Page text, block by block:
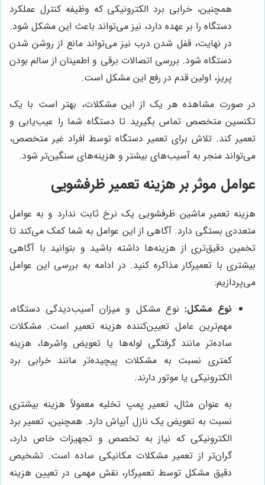
همچنین، خرابی برد الکترونیکی که وظیفه کنترل عملکرد
دستگاه را بر عهده دارد، نیز می‌تواند باعث این مشکل شود.
در نهایت، قفل شدن درب نیز می‌تواند مانع از روشن شدن
دستگاه شود. بررسی اتصالات برقی و اطمینان از سالم بودن
پریز، اولین قدم در رفع این مشکل است.
در صورت مشاهده هر یک از این مشکلات، بهتر است با یک
تکنسین متخصص تماس بگیرید تا دستگاه شما را عیب‌یابی و
تعمیر کند. تلاش برای تعمیر دستگاه توسط افراد غیر متخصص،
می‌تواند منجر به آسیب‌های بیشتر و هزینه‌های سنگین‌تر شود.
عوامل موثر بر هزینه تعمیر ظرفشویی
هزینه تعمیر ماشین ظرفشویی یک نرخ ثابت ندارد و به عوامل
متعددی بستگی دارد. آگاهی از این عوامل به شما کمک می‌کند تا
تخمین دقیق‌تری از هزینه‌ها داشته باشید و بتوانید با آگاهی
بیشتری با تعمیرکار مذاکره کنید. در ادامه به بررسی این عوامل
می‌پردازیم:
نوع مشکل: نوع مشکل و میزان آسیب‌دیدگی دستگاه،
مهم‌ترین عامل تعیین‌کننده هزینه تعمیر است. مشکلات
ساده‌تر مانند گرفتگی لوله‌ها یا تعویض واشرها، هزینه
کمتری نسبت به مشکلات پیچیده‌تر مانند خرابی برد
الکترونیکی یا موتور دارند.
به عنوان مثال، تعمیر پمپ تخلیه معمولاً هزینه بیشتری
نسبت به تعویض یک نازل آبپاش دارد. همچنین، تعمیر برد
الکترونیکی که نیاز به تخصص و تجهیزات خاص دارد،
گران‌تر از تعمیر مشکلات مکانیکی ساده است. تشخیص
دقیق مشکل توسط تعمیرکار، نقش مهمی در تعیین هزینه